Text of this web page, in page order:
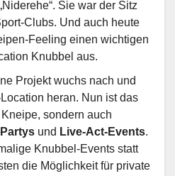
Sie war der Sitz
Clubs. Und auch heute
Feeling einen wichtigen
Knubbel aus.
Projekt wuchs nach und
heran. Nun ist das
sondern auch
und Live-Act-Events.
Knubbel-Events statt
die Möglichkeit für private